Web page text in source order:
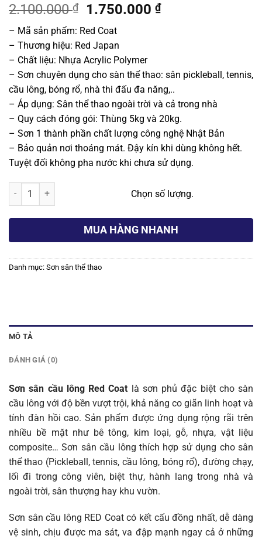
2.100.000₫
Giá
gốc
là:
2.100.000 ₫.
1.750.000₫Giá
– Mã sản phẩm: Red Coat
– Thương hiệu: Red Japan
– Chất liệu: Nhựa Acrylic Polymer
– Sơn chuyên dụng cho sàn thể thao: sân pickleball, tennis,
cầu lông, bóng rổ, nhà thi đấu đa năng,..
– Áp dụng: Sân thể thao ngoài trời và cả trong nhà
– Quy cách đóng gói: Thùng 5kg và 20kg.
– Sơn 1 thành phần chất lượng công nghệ Nhật Bản
– Bảo quản nơi thoáng mát. Đậy kín khi dùng không hết.
Tuyệt đối không pha nước khi chưa sử dụng.
Chọn số lượng.
Sơn sân cầu lông Red Japan – RED Coat số lượng
MUA HÀNG NHANH
Danh mục: Sơn sân thể thao
MÔ TẢ
ĐÁNH GIÁ (0)
Sơn sân cầu lông Red Coat là sơn phủ đặc biệt cho sàn
cầu lông với độ bền vượt trội, khả năng co giãn linh hoạt và
tính đàn hồi cao. Sản phẩm được ứng dụng rộng rãi trên
nhiều bề mặt như bê tông, kim loại, gỗ, nhựa, vật liệu
composite… Sơn sân cầu lông thích hợp sử dụng cho sân
thể thao (Pickleball, tennis, cầu lông, bóng rổ), đường chạy,
lối đi trong công viên, biệt thự, hành lang trong nhà và
ngoài trời, sân thượng hay khu vườn.
Sơn sân cầu lông RED Coat có kết cấu đồng nhất, dễ dàng
vệ sinh, chịu được ma sát, va đập mạnh ngay cả ở những